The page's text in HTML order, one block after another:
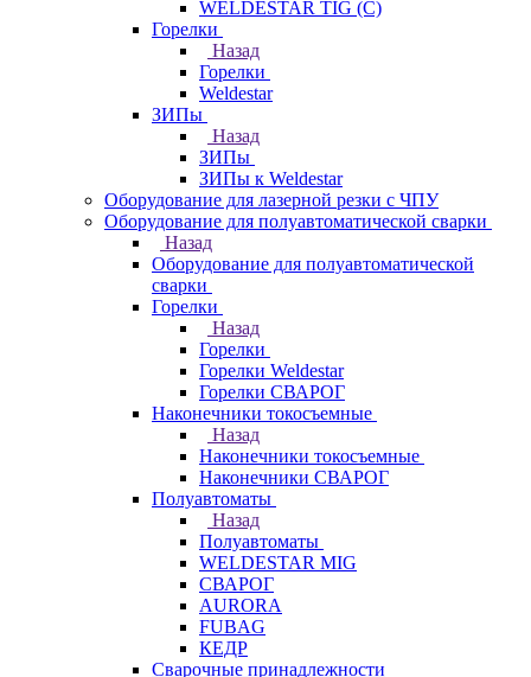
WELDESTAR TIG (С)
Горелки
Назад
Горелки
Weldestar
ЗИПы
Назад
ЗИПы
ЗИПы к Weldestar
Оборудование для лазерной резки с ЧПУ
Оборудование для полуавтоматической сварки
Назад
Оборудование для полуавтоматической
сварки
Горелки
Назад
Горелки
Горелки Weldestar
Горелки СВАРОГ
Наконечники токосъемные
Назад
Наконечники токосъемные
Наконечники СВАРОГ
Полуавтоматы
Назад
Полуавтоматы
WELDESTAR MIG
СВАРОГ
AURORA
FUBAG
КЕДР
Сварочные принадлежности